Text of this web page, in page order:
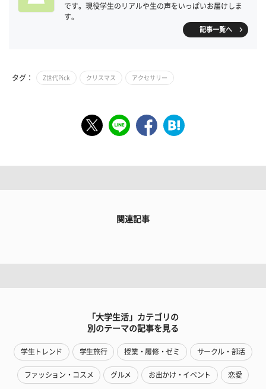
です。現役学生のリアルや生の声をいっぱいお届けしま
す。
記事一覧へ
タグ： Z世代Pick クリスマス アクセサリー
関連記事
「大学生活」カテゴリの
別のテーマの記事を見る
学生トレンド 学生旅行 授業・履修・ゼミ サークル・部活
ファッション・コスメ グルメ お出かけ・イベント 恋愛